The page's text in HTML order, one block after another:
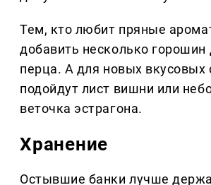
Тем, кто любит пряные
добавить несколько горошин
перца. А для новых вкусовых
подойдут лист вишни или
веточка эстрагона.
Хранение
Остывшие банки лучше